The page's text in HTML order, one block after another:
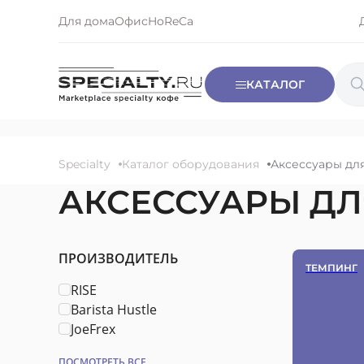
Для домаОфисHoReCa
КАТАЛОГ
ОБЖАРЩИКИ
БРЕНДЫ
КОНТАКТЫ
КАПСУЛЫ NESPRESSO
Specialty Каталог оборудования Аксессуары
АКСЕССУАРЫ
ПРОИЗВОДИТЕЛЬ
RISE
Barista Hustle
JoeFrex
ТЕМПИНГ